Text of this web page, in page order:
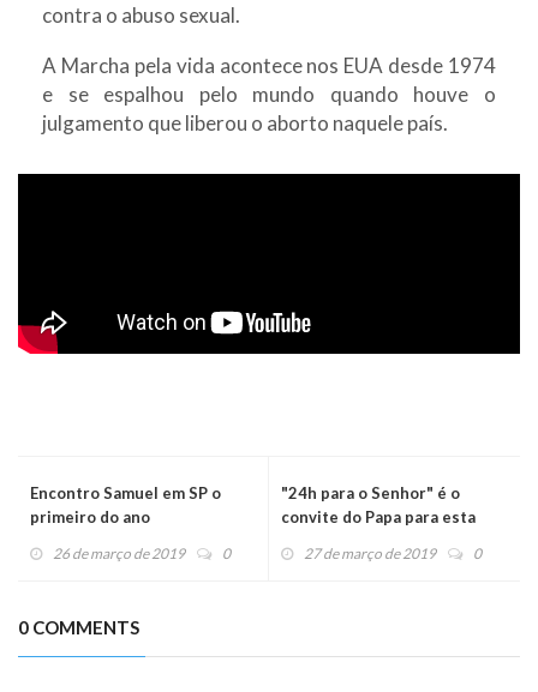
contra o abuso sexual.
A Marcha pela vida acontece nos EUA desde 1974
e se espalhou pelo mundo quando houve o
julgamento que liberou o aborto naquele país.
Encontro Samuel em SP o
primeiro do ano
26 de março de 2019 0
"24h para o Senhor" é o
convite do Papa para esta
27 de março de 2019 0
0 COMMENTS